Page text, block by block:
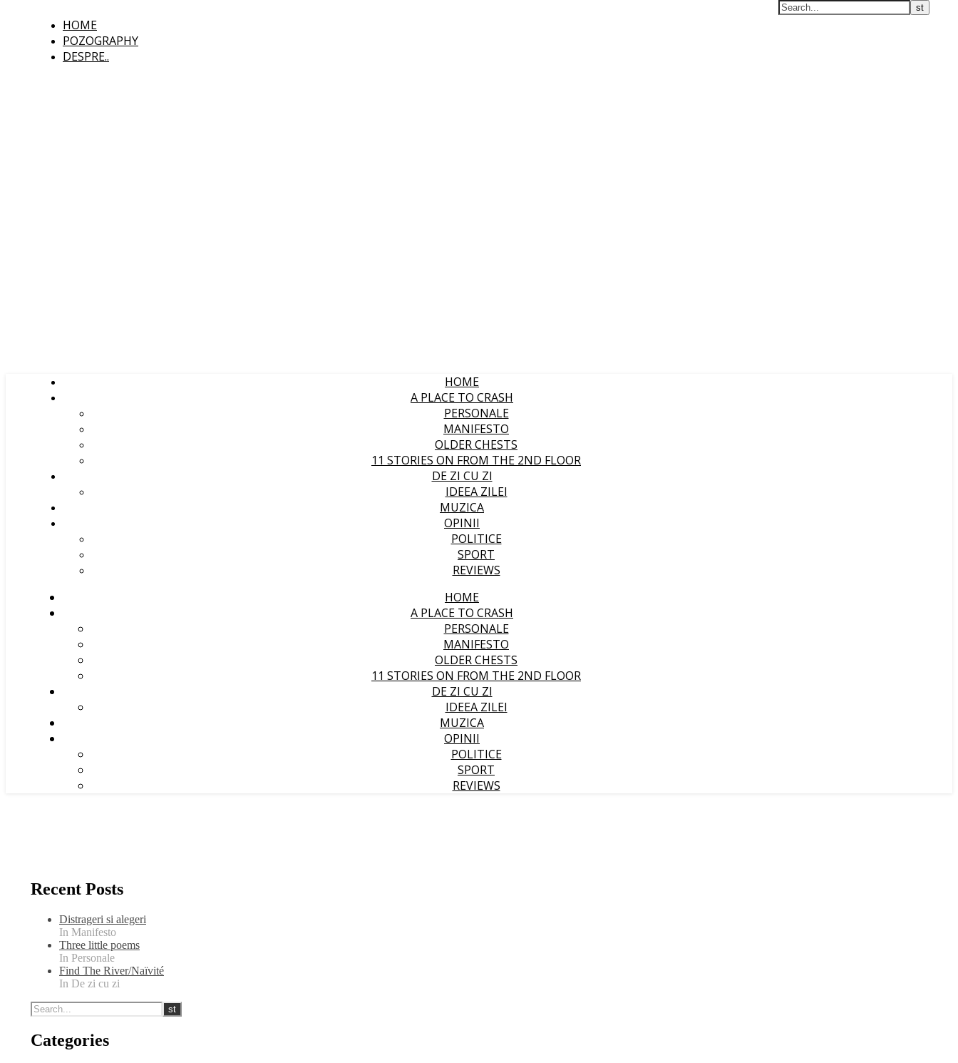
HOME
POZOGRAPHY
DESPRE..
HOME
A PLACE TO CRASH
PERSONALE
MANIFESTO
OLDER CHESTS
11 STORIES ON FROM THE 2ND FLOOR
DE ZI CU ZI
IDEEA ZILEI
MUZICA
OPINII
POLITICE
SPORT
REVIEWS
HOME
A PLACE TO CRASH
PERSONALE
MANIFESTO
OLDER CHESTS
11 STORIES ON FROM THE 2ND FLOOR
DE ZI CU ZI
IDEEA ZILEI
MUZICA
OPINII
POLITICE
SPORT
REVIEWS
Recent Posts
Distrageri si alegeri
In Manifesto
Three little poems
In Personale
Find The River/Naïvité
In De zi cu zi
Categories